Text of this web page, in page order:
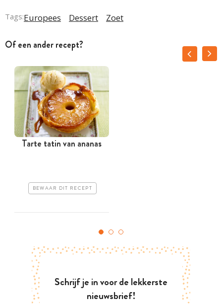
Tags:Europees Dessert Zoet
Of een ander recept?
Tarte tatin van ananas
BEWAAR DIT RECEPT
Schrijf je in voor de lekkerste
nieuwsbrief!